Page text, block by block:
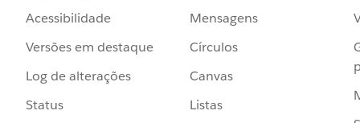
Acessibilidade
Versões em destaque
Log de alterações
Status
Mensagens
Círculos
Canvas
Listas